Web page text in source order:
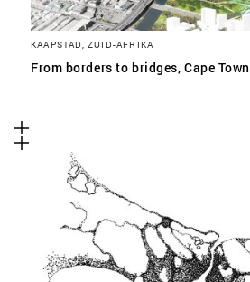
KAAPSTAD, ZUID-AFRIKA
From borders to bridges, Cape Town